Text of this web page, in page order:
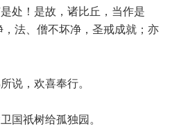
处！是故，诸比丘，当作是
，法、僧不坏净，圣戒成就；亦
说，欢喜奉行。
国祇树给孤独园。